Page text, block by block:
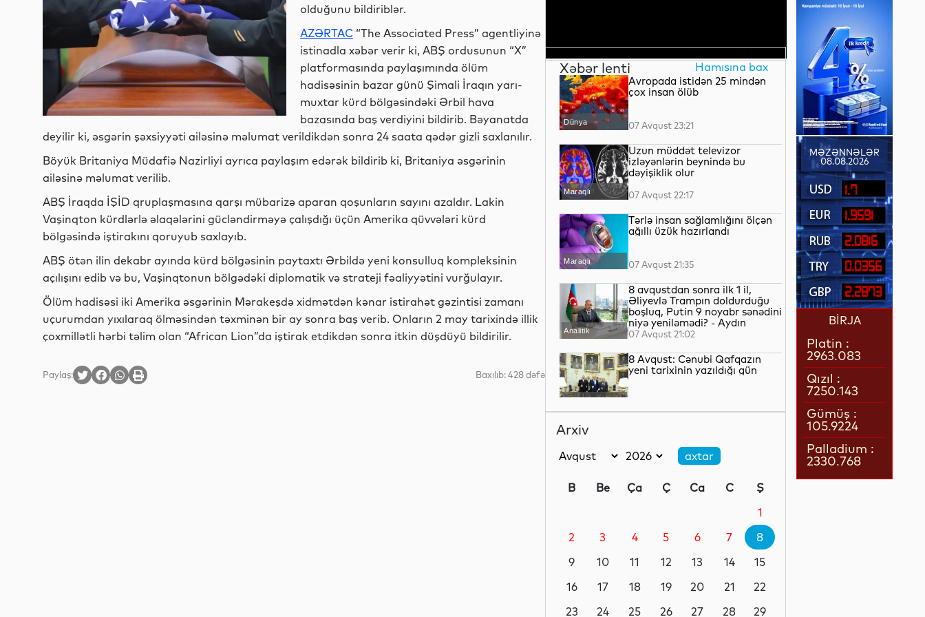
olduğunu bildiriblər.
AZƏRTAC “The Associated Press” agentliyinə
istinadla xəbər verir ki, ABŞ ordusunun “X”
platformasında paylaşımında ölüm
hadisəsinin bazar günü Şimali İraqın yarı-
muxtar kürd bölgəsindəki Ərbil hava
bazasında baş verdiyini bildirib. Bəyanatda
deyilir ki, əsgərin şəxsiyyəti ailəsinə məlumat verildikdən sonra 24 saata qədər gizli saxlanılır.
Böyük Britaniya Müdafiə Nazirliyi ayrıca paylaşım edərək bildirib ki, Britaniya əsgərinin
ailəsinə məlumat verilib.
ABŞ İraqda İŞİD qruplaşmasına qarşı mübarizə aparan qoşunların sayını azaldır. Lakin
Vaşinqton kürdlərlə əlaqələrini gücləndirməyə çalışdığı üçün Amerika qüvvələri kürd
bölgəsində iştirakını qoruyub saxlayıb.
ABŞ ötən ilin dekabr ayında kürd bölgəsinin paytaxtı Ərbildə yeni konsulluq kompleksinin
açılışını edib və bu, Vaşinqtonun bölgədəki diplomatik və strateji fəaliyyətini vurğulayır.
Ölüm hadisəsi iki Amerika əsgərinin Mərakeşdə xidmətdən kənar istirahət gəzintisi zamanı
uçurumdan yıxılaraq ölməsindən təxminən bir ay sonra baş verib. Onların 2 may tarixində illik
çoxmillətli hərbi təlim olan “African Lion”da iştirak etdikdən sonra itkin düşdüyü bildirilir.
Paylaş: Baxılıb: 428 dəfə
Xəbər lenti Hamısına bax
Dünya
Avropada istidən 25 mindən
çox insan ölüb
07 Avqust 23:21
Maraqlı
Uzun müddət televizor
izləyənlərin beynində bu
dəyişiklik olur
07 Avqust 22:17
Maraqlı
Tərlə insan sağlamlığını ölçən
ağıllı üzük hazırlandı
07 Avqust 21:35
Analitik
8 avqustdan sonra ilk 1 il,
Əliyevlə Trampın doldurduğu
boşluq, Putin 9 noyabr sənədini
niyə yeniləmədi? - Aydın
QULİYEV yazır...
07 Avqust 21:02
Siyasət
8 Avqust: Cənubi Qafqazın
yeni tarixinin yazıldığı gün
konturları
Siyasət
Paşinyan niyə üzr istəmişdi?
07 Avqust 20:41
Dünya
ÜST legioner xəstəliyinin
07 Avqust 20:17
Arxiv
B Be Ça Ç Ca C
Ş
1
2
3 4 5 6 7
8
9
10 11 12 13 14
15
16
17 18 19 20 21
22
23
24 25 26 27 28
29
MƏZƏNNƏLƏR
08.08.2026
1.7
1.9591
2.0816
0.0356
2.2873
BİRJA
Platin :
2963.083
Qızıl :
7250.143
Gümüş :
105.9224
Palladium :
2330.768